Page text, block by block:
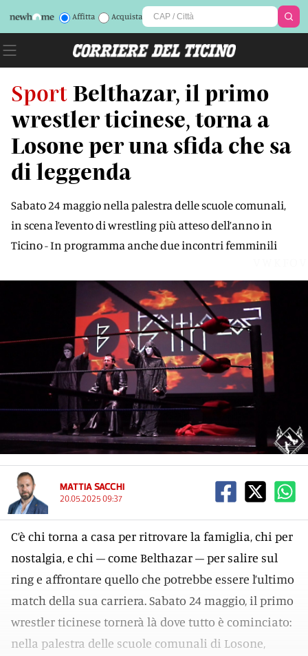
Affitta Acquista
Sport Belthazar, il primo
wrestler ticinese, torna a
Losone per una sfida che sa
di leggenda
Sabato 24 maggio nella palestra delle scuole comunali,
in scena l’evento di wrestling più atteso dell’anno in
Ticino - In programma anche due incontri femminili
MATTIA SACCHI
20.05.2025 09:37
C’è chi torna a casa per ritrovare la famiglia, chi per
nostalgia, e chi – come Belthazar – per salire sul
ring e affrontare quello che potrebbe essere l’ultimo
match della sua carriera. Sabato 24 maggio, il primo
wrestler ticinese tornerà là dove tutto è cominciato:
nella palestra delle scuole comunali di Losone,